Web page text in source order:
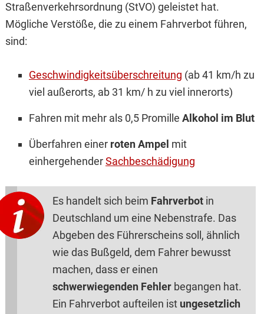
Straßenverkehrsordnung (StVO) geleistet hat.
Mögliche Verstöße, die zu einem Fahrverbot führen,
sind:
Geschwindigkeitsüberschreitung (ab 41 km/h zu
viel außerorts, ab 31 km/ h zu viel innerorts)
Fahren mit mehr als 0,5 Promille Alkohol im Blut
Überfahren einer roten Ampel mit
einhergehenderSachbeschädigung
Es handelt sich beim Fahrverbotin
Deutschland um eine Nebenstrafe. Das
Abgeben des Führerscheins soll, ähnlich
wie das Bußgeld, dem Fahrer bewusst
machen, dass er einen
schwerwiegenden Fehlerbegangen hat.
Ein Fahrverbot aufteilen ist ungesetzlich